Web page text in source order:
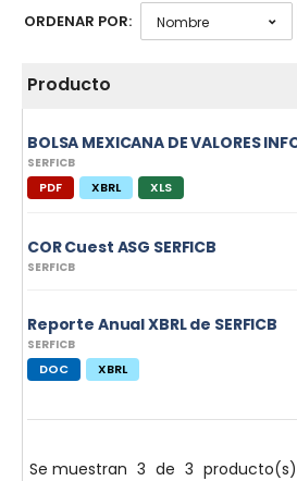
ORDENAR POR:
Producto
BOLSA MEXICANA DE VALORES
SERFICB
PDF XBRL XLS
COR Cuest ASG SERFICB
SERFICB
Reporte Anual XBRL de SERFICB
SERFICB
DOC XBRL
Se muestran 3 de 3